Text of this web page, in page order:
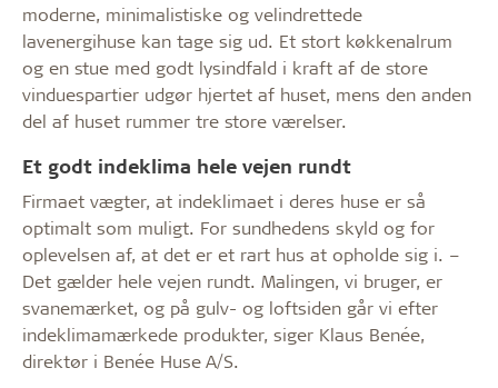
moderne, minimalistiske og velindrettede
lavenergihuse kan tage sig ud. Et stort køkkenalrum
og en stue med godt lysindfald i kraft af de store
vinduespartier udgør hjertet af huset, mens den anden
del af huset rummer tre store værelser.
Et godt indeklima hele vejen rundt
Firmaet vægter, at indeklimaet i deres huse er så
optimalt som muligt. For sundhedens skyld og for
oplevelsen af, at det er et rart hus at opholde sig i. –
Det gælder hele vejen rundt. Malingen, vi bruger, er
svanemærket, og på gulv- og loftsiden går vi efter
indeklimamærkede produkter, siger Klaus Benée,
direktør i Benée Huse A/S.